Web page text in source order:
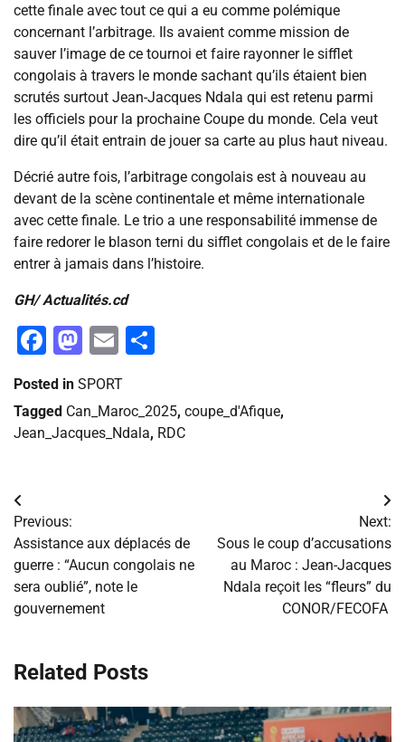
cette finale avec tout ce qui a eu comme polémique
concernant l’arbitrage. Ils avaient comme mission de
sauver l’image de ce tournoi et faire rayonner le sifflet
congolais à travers le monde sachant qu’ils étaient bien
scrutés surtout Jean-Jacques Ndala qui est retenu parmi
les officiels pour la prochaine Coupe du monde. Cela veut
dire qu’il était entrain de jouer sa carte au plus haut niveau.
Décrié autre fois, l’arbitrage congolais est à nouveau au
devant de la scène continentale et même internationale
avec cette finale. Le trio a une responsabilité immense de
faire redorer le blason terni du sifflet congolais et de le faire
entrer à jamais dans l’histoire.
GH/ Actualités.cd
Facebook
Mastodon
Email
Posted in SPORT
Tagged Can_Maroc_2025, coupe_d'Afique,
Jean_Jacques_Ndala, RDC
Navigation
de
l’article
Previous:
Assistance aux déplacés de
guerre : “Aucun congolais ne
sera oublié”, note le
gouvernement
Next:
Sous le coup d’accusations
au Maroc : Jean-Jacques
Ndala reçoit les “fleurs” du
CONOR/FECOFA
Related Posts